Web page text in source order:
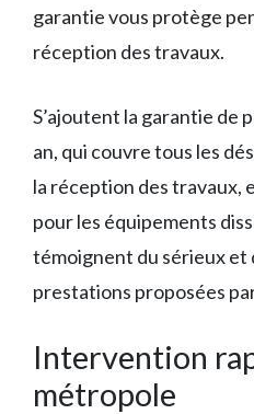
garantie vous protège
réception des travaux.
S’ajoutent la garantie de
an, qui couvre tous les
la réception des travaux,
pour les équipements
témoignent du sérieux et
prestations proposées
Intervention
métropole